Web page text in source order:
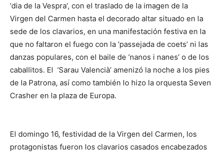
‘dia de la Vespra’, con el traslado de la imagen de la
Virgen del Carmen hasta el decorado altar situado en la
sede de los clavarios, en una manifestación festiva en la
que no faltaron el fuego con la ‘passejada de coets’ ni las
danzas populares, con el baile de ‘nanos i nanes’ o de los
caballitos. El ‘Sarau Valencià’ amenizó la noche a los pies
de la Patrona, así como también lo hizo la orquesta Seven
Crasher en la plaza de Europa.
El domingo 16, festividad de la Virgen del Carmen, los
protagonistas fueron los clavarios casados encabezados